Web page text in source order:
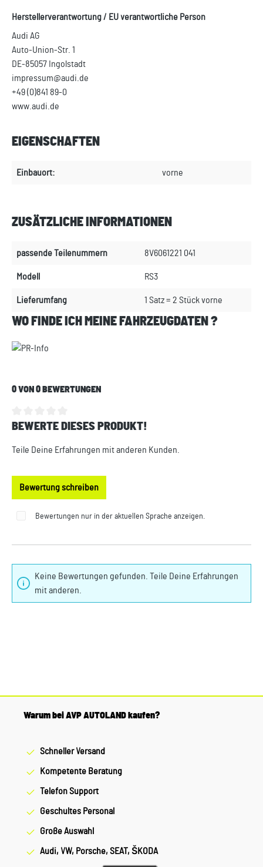
Herstellerverantwortung / EU verantwortliche Person
Audi AG
Auto-Union-Str. 1
DE-85057 Ingolstadt
impressum@audi.de
+49 (0)841 89-0
www.audi.de
EIGENSCHAFTEN
Einbauort: vorne
ZUSÄTZLICHE INFORMATIONEN
passende Teilenummern 8V6061221 041
Modell RS3
Lieferumfang 1 Satz = 2 Stück vorne
WO FINDE ICH MEINE FAHRZEUGDATEN ?
0 VON 0 BEWERTUNGEN
Durchschnittliche Bewertung von 0 von 5 Sternen
BEWERTE DIESES PRODUKT!
Teile Deine Erfahrungen mit anderen Kunden.
Bewertung schreiben
Bewertungen nur in der aktuellen Sprache anzeigen.
Keine Bewertungen gefunden. Teile Deine Erfahrungen
mit anderen.
Warum bei AVP AUTOLAND kaufen?
Schneller Versand
Kompetente Beratung
Telefon Support
Geschultes Personal
Große Auswahl
Audi, VW, Porsche, SEAT, ŠKODA